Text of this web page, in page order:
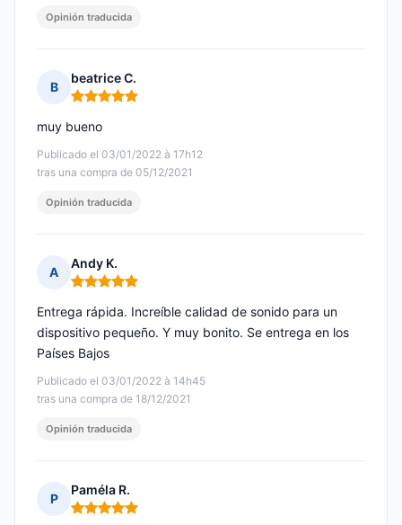
Opinión traducida
B
beatrice C.
Nota: 5 de 5
Publicado el 03/01/2022 à 17h12
tras una compra de 05/12/2021
muy bueno
Opinión traducida
A
Andy K.
Nota: 5 de 5
Publicado el 03/01/2022 à 14h45
tras una compra de 18/12/2021
Entrega rápida. Increíble calidad de sonido para un
dispositivo pequeño. Y muy bonito. Se entrega en los
Países Bajos
Opinión traducida
P
Paméla R.
Nota: 5 de 5